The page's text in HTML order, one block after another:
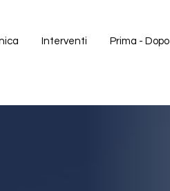
Interventi Prima - Dopo